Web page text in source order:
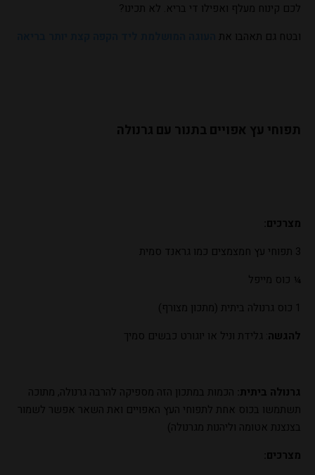
לכם קינוח מעלף ואפילו די בריא. לא תכינו?
ובטח גם תאהבו את
תפוחי עץ אפויים בתנור עם גרנולה
מצרכים:
3 תפוחי עץ חמצמצים כמו גראנד סמית
¼ כוס מייפל
1 כוס גרנולה ביתית (מתכון מצורף)
להגשה : גלידת וניל או יוגורט כבשים סמיך
גרנולה ביתית: הכמות במתכון הזה מספיקה להרבה גרנולה, מתוכה
תשתמשו בכוס אחת לתפוחי העץ האפויים ואת השאר אפשר לשמור
בצנצנת אטומה וליהנות מגרנולה)
מצרכים: